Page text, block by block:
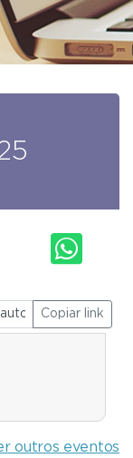
Copiar link
outros eventos